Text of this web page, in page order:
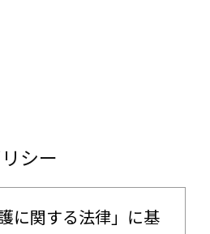
シー
に関する法律」に基